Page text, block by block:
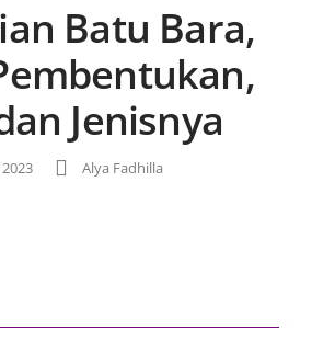
Batu Bara,
Jenisnya
Alya Fadhilla